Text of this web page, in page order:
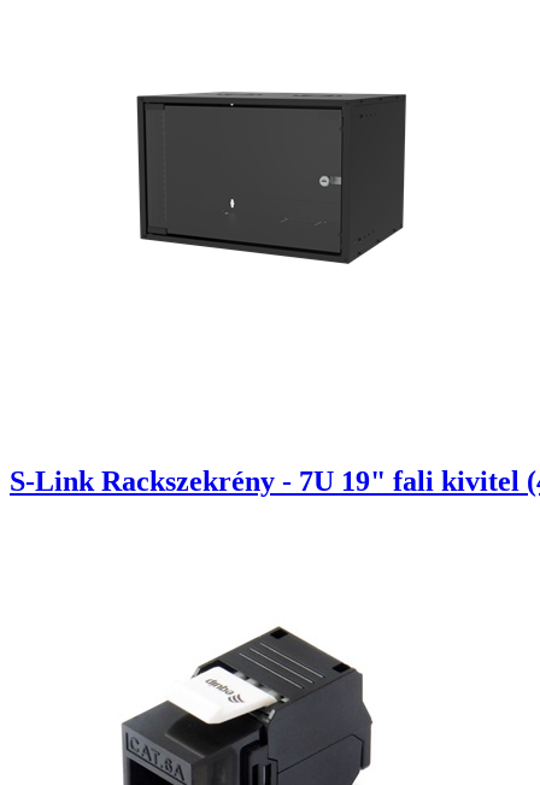
S-Link Rackszekrény - 7U 19" fali kivitel